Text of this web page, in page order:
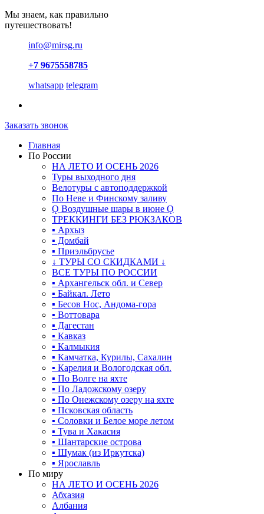
Мы знаем, как правильно
путешествовать!
info@mirsg.ru
+7 9675558785
whatsapp telegram
Заказать звонок
Главная
По России
НА ЛЕТО И ОСЕНЬ 2026
Туры выходного дня
Велотуры с автоподдержкой
По Неве и Финскому заливу
Ǫ Воздушные шары в июне Ǫ
ТРЕККИНГИ БЕЗ РЮКЗАКОВ
▪ Архыз
▪ Домбай
▪ Приэльбрусье
↓ ТУРЫ СО СКИДКАМИ ↓
ВСЕ ТУРЫ ПО РОССИИ
▪ Архангельск обл. и Север
▪ Байкал. Лето
▪ Бесов Нос, Андома-гора
▪ Воттовара
▪ Дагестан
▪ Кавказ
▪ Калмыкия
▪ Камчатка, Курилы, Сахалин
▪ Карелия и Вологодская обл.
▪ По Волге на яхте
▪ По Ладожскому озеру
▪ По Онежскому озеру на яхте
▪ Псковская область
▪ Соловки и Белое море летом
▪ Тува и Хакасия
▪ Шантарские острова
▪ Шумак (из Иркутска)
▪ Ярославль
По миру
НА ЛЕТО И ОСЕНЬ 2026
Абхазия
Албания